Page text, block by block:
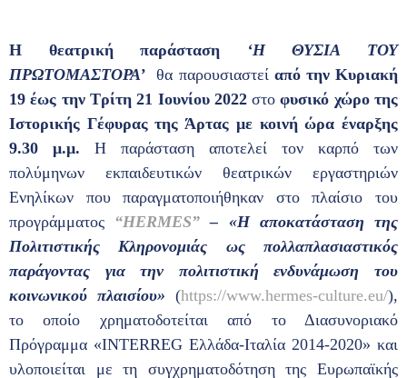
Η θεατρική παράσταση
‘Η ΘΥΣΙΑ ΤΟΥ
ΠΡΩΤΟΜΑΣΤΟΡΑ’
θα παρουσιαστεί από την Κυριακή
19 έως την Τρίτη 21 Ιουνίου 2022στοφυσικό χώρο της
Ιστορικής Γέφυρας της Άρτας με κοινή ώρα έναρξης
9.30 μ.μ. Η παράσταση αποτελεί τον καρπό των
πολύμηνων εκπαιδευτικών θεατρικών εργαστηριών
Ενηλίκων που παραγματοποιήθηκαν στο πλαίσιο του
προγράμματος “HERMES” – «Η αποκατάσταση της
Πολιτιστικής Κληρονομιάς ως πολλαπλασιαστικός
παράγοντας για την πολιτιστική ενδυνάμωση του
κοινωνικού πλαισίου» (https://www.hermes-culture.eu/),
το οποίο χρηματοδοτείται από το Διασυνοριακό
Πρόγραμμα «INTERREG Ελλάδα-Ιταλία 2014-2020» και
υλοποιείται με τη συγχρηματοδότηση της Ευρωπαϊκής